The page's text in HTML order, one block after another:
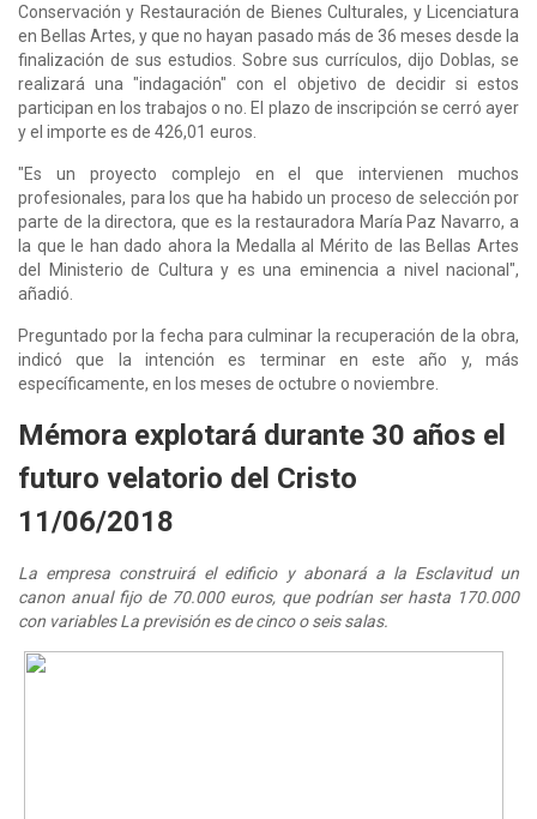
Conservación y Restauración de Bienes Culturales, y Licenciatura
en Bellas Artes, y que no hayan pasado más de 36 meses desde la
finalización de sus estudios. Sobre sus currículos, dijo Doblas, se
realizará una "indagación" con el objetivo de decidir si estos
participan en los trabajos o no. El plazo de inscripción se cerró ayer
y el importe es de 426,01 euros.
"Es un proyecto complejo en el que intervienen muchos
profesionales, para los que ha habido un proceso de selección por
parte de la directora, que es la restauradora María Paz Navarro, a
la que le han dado ahora la Medalla al Mérito de las Bellas Artes
del Ministerio de Cultura y es una eminencia a nivel nacional",
añadió.
Preguntado por la fecha para culminar la recuperación de la obra,
indicó que la intención es terminar en este año y, más
específicamente, en los meses de octubre o noviembre.
Mémora explotará durante 30 años el
futuro velatorio del Cristo
11/06/2018
La empresa construirá el edificio y abonará a la Esclavitud un
canon anual fijo de 70.000 euros, que podrían ser hasta 170.000
con variables La previsión es de cinco o seis salas.